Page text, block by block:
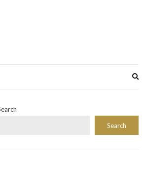
Search